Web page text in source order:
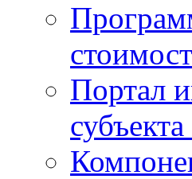
Портал